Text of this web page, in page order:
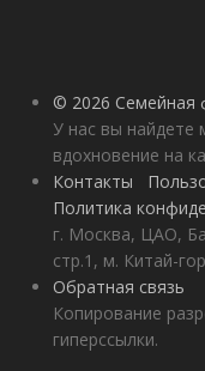
© 2026 Семейная
У нас вы найдете
вдохновение на
Контакты
Политика
г. Москва, ЦАО,
стр.1, м. Китай-
Обратная связь
Копирование
гиперссылки.